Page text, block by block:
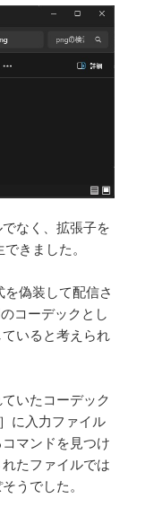
なく、拡張子を
きました。
偽装して配信さ
コーデックとし
いると考えられ
いたコーデック
に入力ファイル
マンドを見つけ
たファイルでは
うでした。